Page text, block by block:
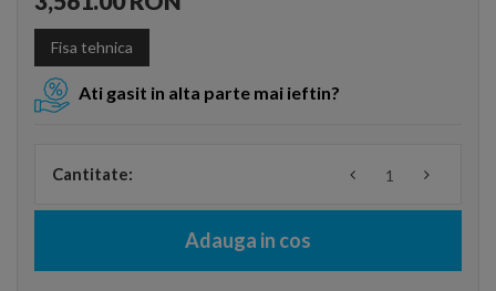
Fisa tehnica
Ati gasit in alta parte mai ieftin?
Cantitate:
Adauga in cos